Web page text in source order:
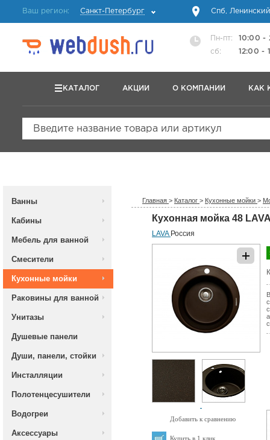
Ваш регион: Санкт-Петербург Спб,
Пн-пт:
10:00 -
сб:
12:00 -
КАТАЛОГ АКЦИИ О КОМПАНИИ КАК
Введите название товара или артикул
Ванны
Кабины
Мебель для ванной
Смесители
Кухонные мойки
Раковины для ванной
Унитазы
Душевые панели
Души, панели, стойки
Инсталляции
Полотенцесушители
Водогреи
Аксессуары
Главная > Каталог > Кухонные мойки >
Кухонная мойка 48
LAVA Россия
Добавить к сравнению
Купить в 1 клик